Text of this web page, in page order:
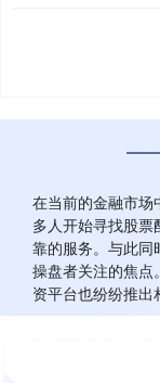
在当前的金融市场
多人开始寻找股
靠的服务。与此同
操盘者关注的焦点
资平台也纷纷推出